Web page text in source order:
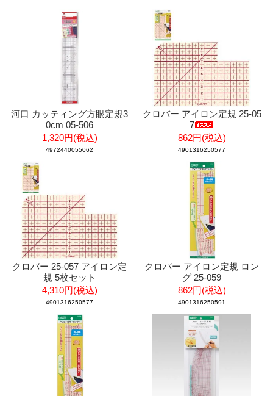
河口 カッティング方眼定規3
0cm 05-506
1,320円(税込)
4972440055062
クロバー アイロン定規 25-05
7
862円(税込)
4901316250577
クロバー 25-057 アイロン定
規 5枚セット
4,310円(税込)
4901316250577
クロバー アイロン定規 ロン
グ 25-059
862円(税込)
4901316250591